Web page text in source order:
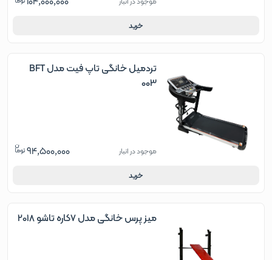
خرید
تردمیل خانگی تاپ فیت مدل BFT
003
موجود در انبار 94,500,000
خرید
میز پرس خانگی مدل 7کاره تاشو 2018